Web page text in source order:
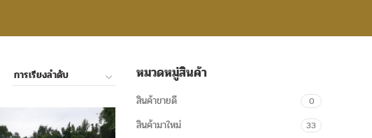
หมวดหมู่สินค้า
สินค้าขายดี 0
สินค้ามาใหม่ 33